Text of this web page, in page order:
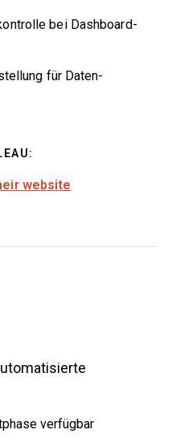
bei Dashboard-
für Daten-
website
verfügbar